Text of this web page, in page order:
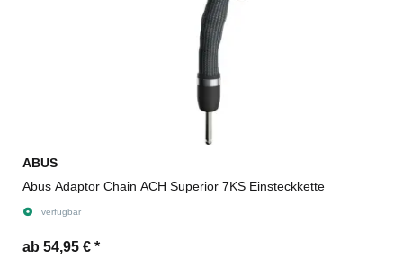
ABUS
Abus Adaptor Chain ACH Superior 7KS Einsteckkette
verfügbar
ab 54,95 € *